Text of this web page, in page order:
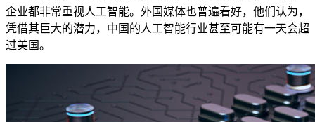
企业都非常重视人工智能。外国媒体也普遍看好，他们认为，
凭借其巨大的潜力，中国的人工智能行业甚至可能有一天会超
过美国。